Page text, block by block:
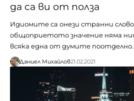
да са ви от полза
Идиомите са онези странни
общоприетото значение няма
всяка една от думите
Даниел Михайлов21.02.2021